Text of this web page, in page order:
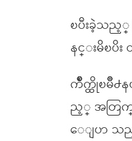
ၿပီးခဲ့သည့္
နင္းမိၿပိ
က်ိဳက္ထိုၿမိဳ႕
ည့္ အတြက္
ေျပာ သ